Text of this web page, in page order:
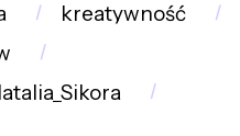
kreatywność